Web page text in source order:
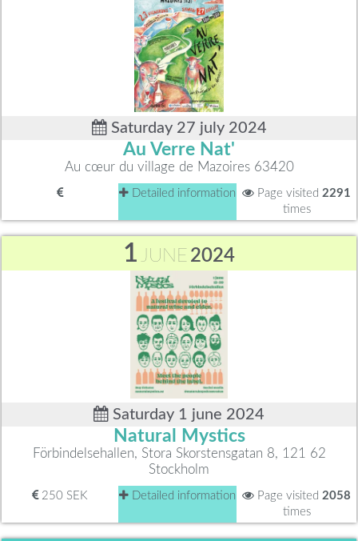
Saturday 27 july 2024
Au Verre Nat'
Au cœur du village de Mazoires 63420
Detailed information Page visited 2291
times
1 JUNE 2024
Saturday 1 june 2024
Natural Mystics
Förbindelsehallen, Stora Skorstensgatan 8, 121 62
Stockholm
250 SEK Detailed information Page visited 2058
times